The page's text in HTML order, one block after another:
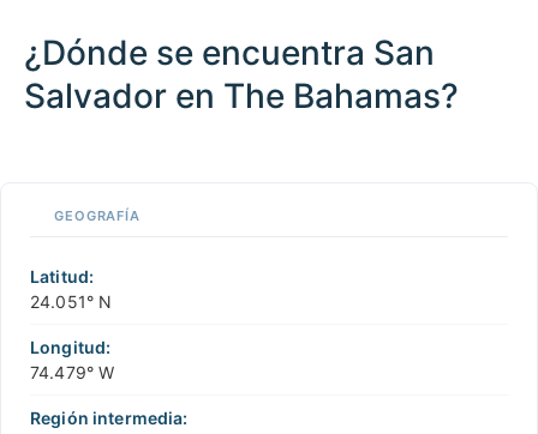
¿Dónde se encuentra San
Salvador en The Bahamas?
100 km / 62.1 mi
−
GEOGRAFÍA
Latitud:
24.051° N
Longitud:
74.479° W
Región intermedia: